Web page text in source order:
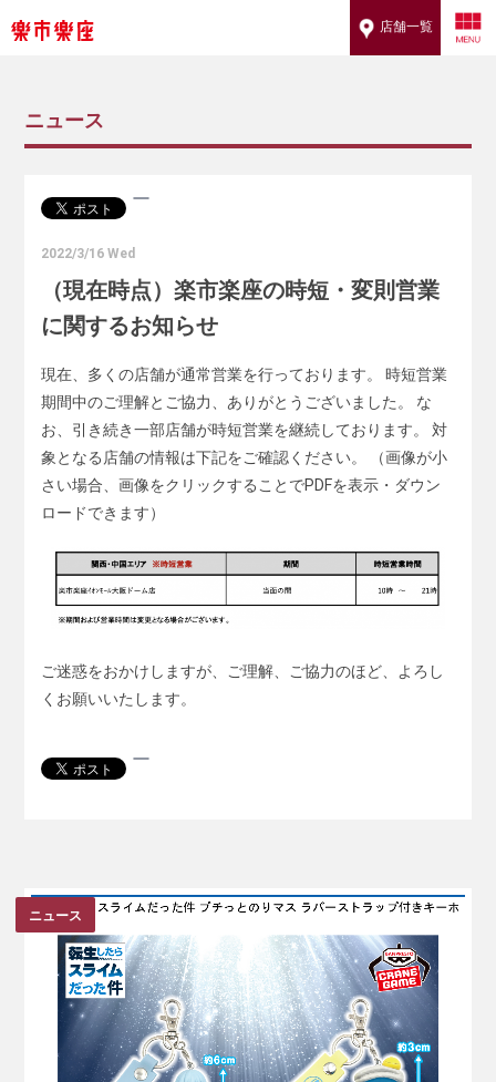
店舗一覧
ニュース
2022/3/16 Wed
（現在時点）楽市楽座の時短・変則営業
に関するお知らせ
現在、多くの店舗が通常営業を行っております。 時短営業
期間中のご理解とご協力、ありがとうございました。 な
お、引き続き一部店舗が時短営業を継続しております。 対
象となる店舗の情報は下記をご確認ください。 （画像が小
さい場合、画像をクリックすることでPDFを表示・ダウン
ロードできます）
ご迷惑をおかけしますが、ご理解、ご協力のほど、よろし
くお願いいたします。
ニュース